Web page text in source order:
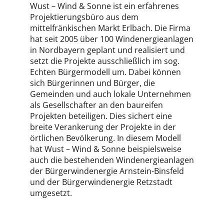
Wust – Wind & Sonne ist ein erfahrenes
Projektierungsbüro aus dem
mittelfränkischen Markt Erlbach. Die Firma
hat seit 2005 über 100 Windenergieanlagen
in Nordbayern geplant und realisiert und
setzt die Projekte ausschließlich im sog.
Echten Bürgermodell um. Dabei können
sich Bürgerinnen und Bürger, die
Gemeinden und auch lokale Unternehmen
als Gesellschafter an den baureifen
Projekten beteiligen. Dies sichert eine
breite Verankerung der Projekte in der
örtlichen Bevölkerung. In diesem Modell
hat Wust – Wind & Sonne beispielsweise
auch die bestehenden Windenergieanlagen
der Bürgerwindenergie Arnstein-Binsfeld
und der Bürgerwindenergie Retzstadt
umgesetzt.